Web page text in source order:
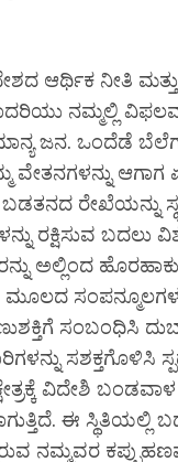
ಆರ್ಥಿಕ ನೀತಿ
ನಮ್ಮಲ್ಲಿ
ಜನ. ಒಂದೆಡೆ
ಆಗಾಗ
ರೇಖೆಯನ್ನು
ರಕ್ಷಿಸುವ ಬದಲು
ಅಲ್ಲಿಂದ
ಅಣುಶಕ್ತಿಗೆ ಸಂಬಂಧಿಸಿ
ಸಶಕ್ತಗೊಳಿಸಿ
ವಿದೇಶಿ
ಈ ಸ್ಥಿತಿಯಲ್ಲಿ
ನಮ್ಮವರ